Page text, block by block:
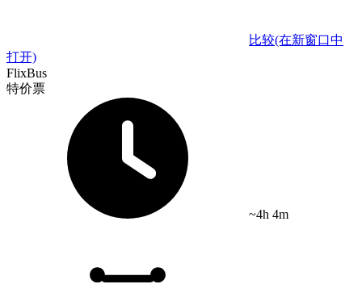
比较(在新窗口中
打开)
FlixBus
特价票
~4h 4m